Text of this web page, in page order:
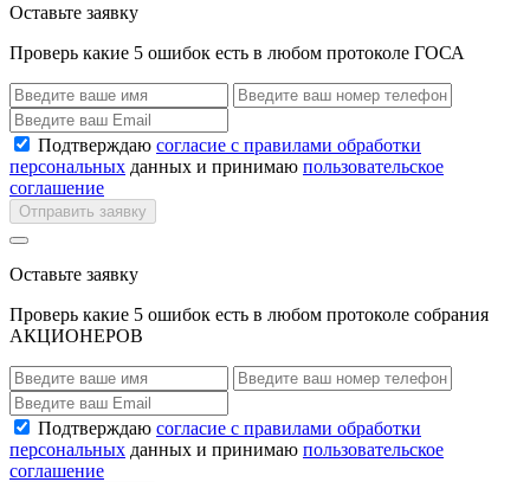
Оставьте заявку
Проверь какие 5 ошибок есть в любом протоколе ГОСА
Подтверждаю согласие с правилами обработки
персональных данных и принимаю пользовательское
соглашение
Отправить заявку
Оставьте заявку
Проверь какие 5 ошибок есть в любом протоколе собрания
АКЦИОНЕРОВ
Подтверждаю согласие с правилами обработки
персональных данных и принимаю пользовательское
соглашение